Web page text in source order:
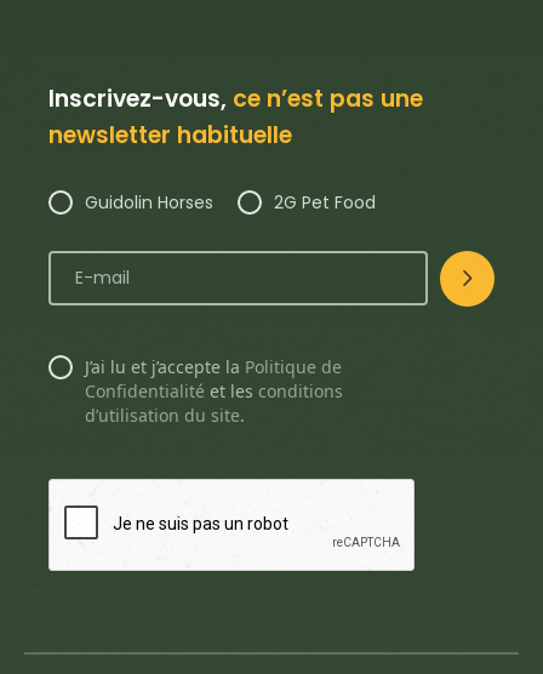
Inscrivez-vous, ce n’est pas une
newsletter habituelle
Guidolin Horses 2G Pet Food
J’ai lu et j’accepte la Politique de
Confidentialité et les conditions
d’utilisation du site.